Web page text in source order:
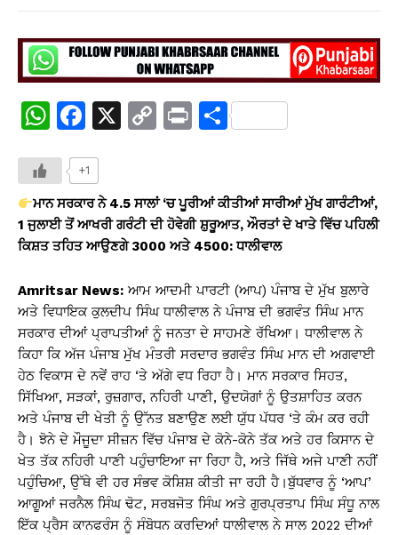
W
at
s
A
p
p
F
c
e
b
o
o
k
X
C
y
Li
n
k
Pr S
e
+1
ਮਾਨ ਸਰਕਾਰ ਨੇ 4.5 ਸਾਲਾਂ ‘ਚ ਪੂਰੀਆਂ ਕੀਤੀਆਂ ਸਾਰੀਆਂ ਮੁੱਖ ਗਾਰੰਟੀਆਂ,
1 ਜੁਲਾਈ ਤੋਂ ਆਖਰੀ ਗਰੰਟੀ ਦੀ ਹੋਵੇਗੀ ਸ਼ੁਰੂਆਤ, ਔਰਤਾਂ ਦੇ ਖਾਤੇ ਵਿੱਚ ਪਹਿਲੀ
ਕਿਸ਼ਤ ਤਹਿਤ ਆਉਣਗੇ ₹3000 ਅਤੇ ₹4500: ਧਾਲੀਵਾਲ
Amritsar News: ਆਮ ਆਦਮੀ ਪਾਰਟੀ (ਆਪ) ਪੰਜਾਬ ਦੇ ਮੁੱਖ ਬੁਲਾਰੇ
ਅਤੇ ਵਿਧਾਇਕ ਕੁਲਦੀਪ ਸਿੰਘ ਧਾਲੀਵਾਲ ਨੇ ਪੰਜਾਬ ਦੀ ਭਗਵੰਤ ਸਿੰਘ ਮਾਨ
ਸਰਕਾਰ ਦੀਆਂ ਪ੍ਰਾਪਤੀਆਂ ਨੂੰ ਜਨਤਾ ਦੇ ਸਾਹਮਣੇ ਰੱਖਿਆ। ਧਾਲੀਵਾਲ ਨੇ
ਕਿਹਾ ਕਿ ਅੱਜ ਪੰਜਾਬ ਮੁੱਖ ਮੰਤਰੀ ਸਰਦਾਰ ਭਗਵੰਤ ਸਿੰਘ ਮਾਨ ਦੀ ਅਗਵਾਈ
ਹੇਠ ਵਿਕਾਸ ਦੇ ਨਵੇਂ ਰਾਹ ‘ਤੇ ਅੱਗੇ ਵਧ ਰਿਹਾ ਹੈ। ਮਾਨ ਸਰਕਾਰ ਸਿਹਤ,
ਸਿੱਖਿਆ, ਸੜਕਾਂ, ਰੁਜ਼ਗਾਰ, ਨਹਿਰੀ ਪਾਣੀ, ਉਦਯੋਗਾਂ ਨੂੰ ਉਤਸ਼ਾਹਿਤ ਕਰਨ
ਅਤੇ ਪੰਜਾਬ ਦੀ ਖੇਤੀ ਨੂੰ ਉੱਨਤ ਬਣਾਉਣ ਲਈ ਯੁੱਧ ਪੱਧਰ ‘ਤੇ ਕੰਮ ਕਰ ਰਹੀ
ਹੈ। ਝੋਨੇ ਦੇ ਮੌਜੂਦਾ ਸੀਜ਼ਨ ਵਿੱਚ ਪੰਜਾਬ ਦੇ ਕੋਨੇ-ਕੋਨੇ ਤੱਕ ਅਤੇ ਹਰ ਕਿਸਾਨ ਦੇ
ਖੇਤ ਤੱਕ ਨਹਿਰੀ ਪਾਣੀ ਪਹੁੰਚਾਇਆ ਜਾ ਰਿਹਾ ਹੈ, ਅਤੇ ਜਿੱਥੇ ਅਜੇ ਪਾਣੀ ਨਹੀਂ
ਪਹੁੰਚਿਆ, ਉੱਥੇ ਵੀ ਹਰ ਸੰਭਵ ਕੋਸ਼ਿਸ਼ ਕੀਤੀ ਜਾ ਰਹੀ ਹੈ।ਬੁੱਧਵਾਰ ਨੂੰ ‘ਆਪ’
ਆਗੂਆਂ ਜਰਨੈਲ ਸਿੰਘ ਢੋਟ, ਸਰਬਜੋਤ ਸਿੰਘ ਅਤੇ ਗੁਰਪ੍ਰਤਾਪ ਸਿੰਘ ਸੰਧੂ ਨਾਲ
ਇੱਕ ਪ੍ਰੈਸ ਕਾਨਫਰੰਸ ਨੂੰ ਸੰਬੋਧਨ ਕਰਦਿਆਂ ਧਾਲੀਵਾਲ ਨੇ ਸਾਲ 2022 ਦੀਆਂ